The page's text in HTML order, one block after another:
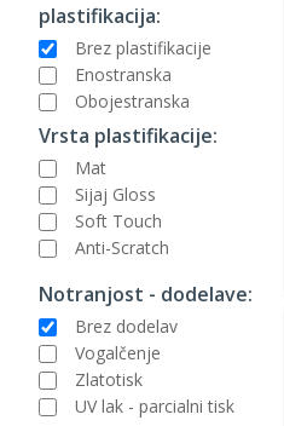
plastifikacija:
Brez plastifikacije
Enostranska
Obojestranska
Vrsta plastifikacije:
Mat
Sijaj Gloss
Soft Touch
Anti-Scratch
Notranjost - dodelave:
Brez dodelav
Vogalčenje
Zlatotisk
UV lak - parcialni tisk